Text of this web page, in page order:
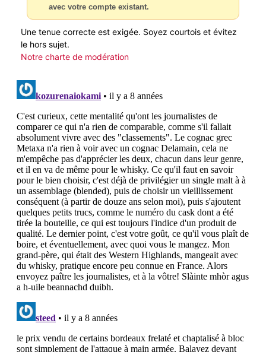
avec votre compte existant.
Une tenue correcte est exigée. Soyez courtois et évitez
le hors sujet.
Notre charte de modération